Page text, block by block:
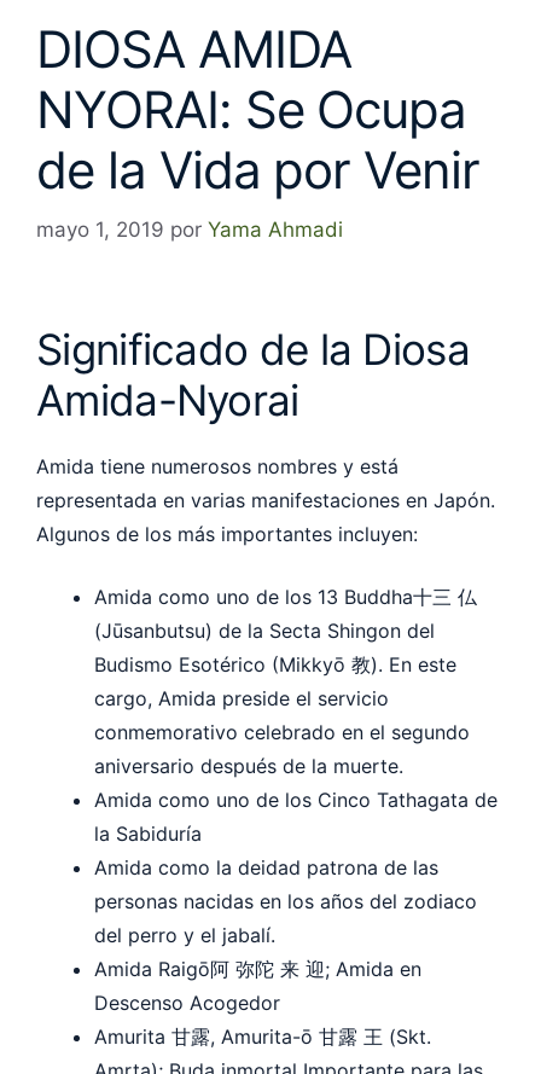
DIOSA AMIDA
NYORAI: Se Ocupa
de la Vida por Venir
mayo 1, 2019 por Yama Ahmadi
Significado de la Diosa
Amida-Nyorai
Amida tiene numerosos nombres y está
representada en varias manifestaciones en Japón.
Algunos de los más importantes incluyen:
Amida como uno de los 13 Buddha十三 仏
(Jūsanbutsu) de la Secta Shingon del
Budismo Esotérico (Mikkyō 教). En este
cargo, Amida preside el servicio
conmemorativo celebrado en el segundo
aniversario después de la muerte.
Amida como uno de los Cinco Tathagata de
la Sabiduría
Amida como la deidad patrona de las
personas nacidas en los años del zodiaco
del perro y el jabalí.
Amida Raigō阿 弥陀 来 迎; Amida en
Descenso Acogedor
Amurita 甘露, Amurita-ō 甘露 王 (Skt.